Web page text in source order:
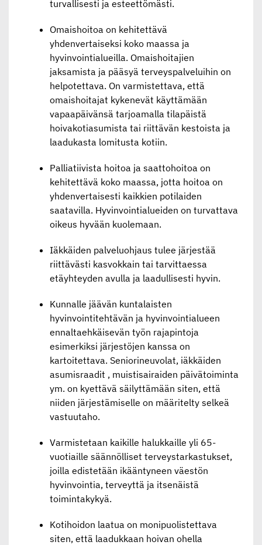
turvallisesti ja esteettömästi.
Omaishoitoa on kehitettävä
yhdenvertaiseksi koko maassa ja
hyvinvointialueilla. Omaishoitajien
jaksamista ja pääsyä terveyspalveluihin on
helpotettava. On varmistettava, että
omaishoitajat kykenevät käyttämään
vapaapäivänsä tarjoamalla tilapäistä
hoivakotiasumista tai riittävän kestoista ja
laadukasta lomitusta kotiin.
Palliatiivista hoitoa ja saattohoitoa on
kehitettävä koko maassa, jotta hoitoa on
yhdenvertaisesti kaikkien potilaiden
saatavilla. Hyvinvointialueiden on turvattava
oikeus hyvään kuolemaan.
Iäkkäiden palveluohjaus tulee järjestää
riittävästi kasvokkain tai tarvittaessa
etäyhteyden avulla ja laadullisesti hyvin.
Kunnalle jäävän kuntalaisten
hyvinvointitehtävän ja hyvinvointialueen
ennaltaehkäisevän työn rajapintoja
esimerkiksi järjestöjen kanssa on
kartoitettava. Seniorineuvolat, iäkkäiden
asumisraadit , muistisairaiden päivätoiminta
ym. on kyettävä säilyttämään siten, että
niiden järjestämiselle on määritelty selkeä
vastuutaho.
Varmistetaan kaikille halukkaille yli 65-
vuotiaille säännölliset terveystarkastukset,
joilla edistetään ikääntyneen väestön
hyvinvointia, terveyttä ja itsenäistä
toimintakykyä.
Kotihoidon laatua on monipuolistettava
siten, että laadukkaan hoivan ohella